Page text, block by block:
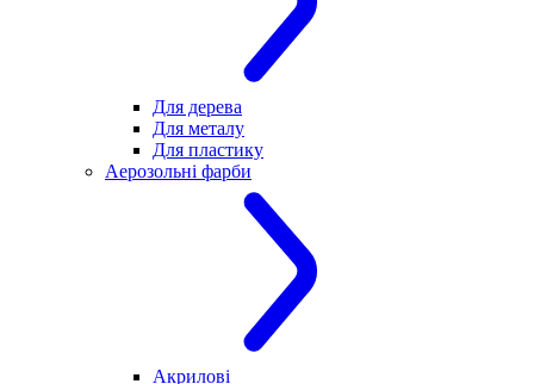
Для дерева
Для металу
Для пластику
Аерозольні фарби
Акрилові